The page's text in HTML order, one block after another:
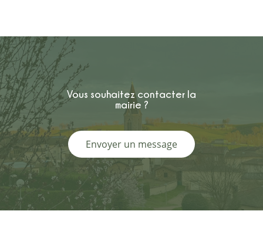
Vous souhaitez contacter la
mairie ?
Envoyer un message